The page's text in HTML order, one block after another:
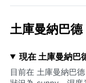
土庫曼納巴
現在 土庫曼納巴
目前在 土庫曼納巴